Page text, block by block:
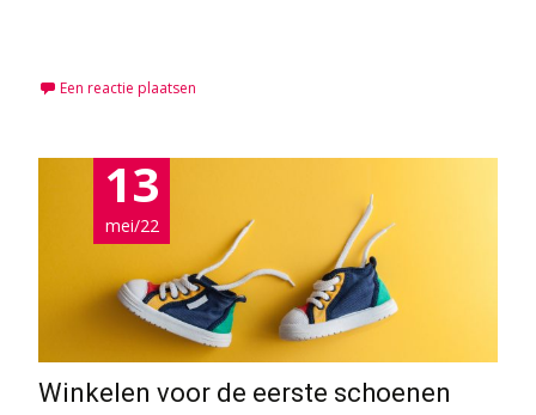
Een reactie plaatsen
13
mei/22
Winkelen voor de eerste schoenen